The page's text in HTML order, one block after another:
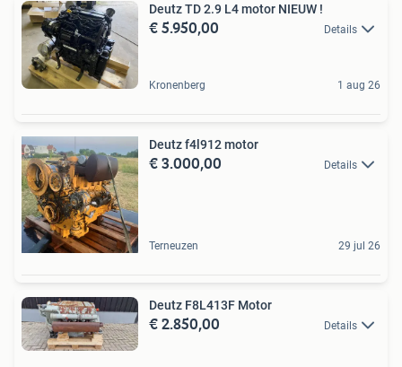
Deutz TD 2.9 L4 motor NIEUW !
€ 5.950,00 Details
Kronenberg 1 aug 26
Deutz f4l912 motor
€ 3.000,00 Details
Terneuzen 29 jul 26
Deutz F8L413F Motor
€ 2.850,00 Details